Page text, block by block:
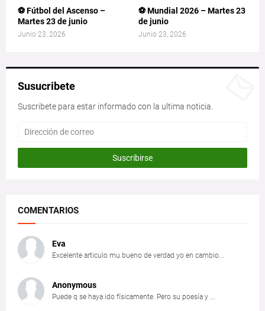
⚽ Fútbol del Ascenso –
Martes 23 de junio
Junio 23, 2026
⚽ Mundial 2026 – Martes 23
de junio
Junio 23, 2026
Susucribete
Suscribete para estar informado con la ultima noticia.
COMENTARIOS
Eva
Excelente articulo mu bueno de verdad yo en cambio...
Anonymous
Puede q se haya ido físicamente. Pero su poesía y ...